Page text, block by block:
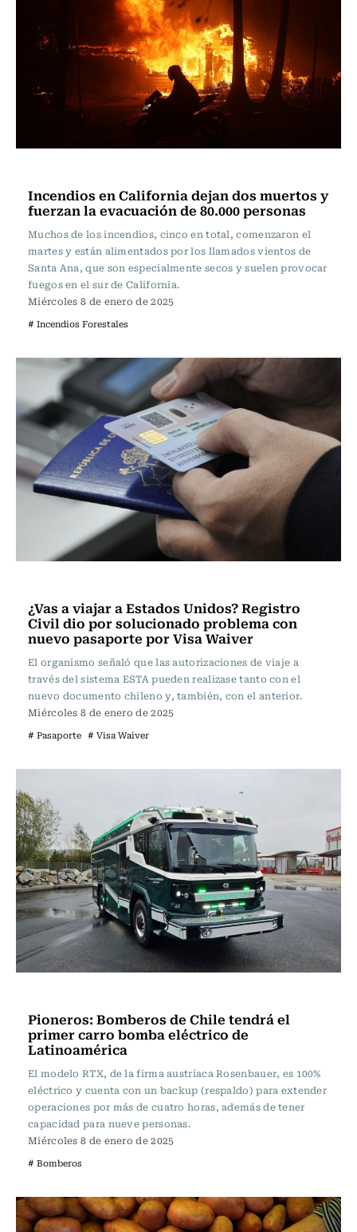
Incendios en California dejan dos muertos y
fuerzan la evacuación de 80.000 personas
Muchos de los incendios, cinco en total, comenzaron el
martes y están alimentados por los llamados vientos de
Santa Ana, que son especialmente secos y suelen provocar
fuegos en el sur de California.
Miércoles 8 de enero de 2025
# Incendios Forestales
¿Vas a viajar a Estados Unidos? Registro
Civil dio por solucionado problema con
nuevo pasaporte por Visa Waiver
El organismo señaló que las autorizaciones de viaje a
través del sistema ESTA pueden realizase tanto con el
nuevo documento chileno y, también, con el anterior.
Miércoles 8 de enero de 2025
# Pasaporte # Visa Waiver
Pioneros: Bomberos de Chile tendrá el
primer carro bomba eléctrico de
Latinoamérica
El modelo RTX, de la firma austríaca Rosenbauer, es 100%
eléctrico y cuenta con un backup (respaldo) para extender
operaciones por más de cuatro horas, además de tener
capacidad para nueve personas.
Miércoles 8 de enero de 2025
# Bomberos